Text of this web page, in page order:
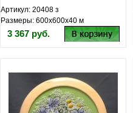
Артикул: 20408 з
Размеры: 600х600х40 м
3 367 руб.